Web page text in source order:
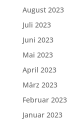
August 2023
Juli 2023
Juni 2023
Mai 2023
April 2023
März 2023
Februar 2023
Januar 2023